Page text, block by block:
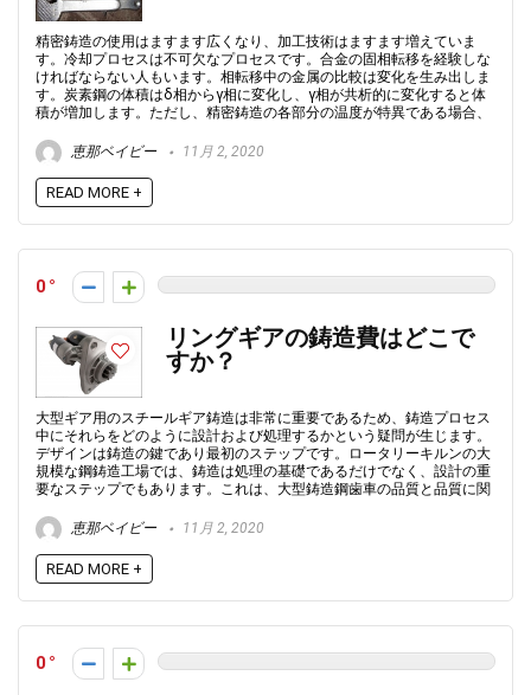
精密鋳造の使用はますます広くなり、加工技術はますます増えていま
す。冷却プロセスは不可欠なプロセスです。合金の固相転移を経験しな
ければならない人もいます。相転移中の金属の比較は変化を生み出しま
す。炭素鋼の体積はδ相からγ相に変化し、γ相が共析的に変化すると体
積が増加します。ただし、精密鋳造の各部分の温度が特異である場合、
恵那ベイビー 11月 2, 2020
READ MORE +
0
リングギアの鋳造費はどこで
すか？
大型ギア用のスチールギア鋳造は非常に重要であるため、鋳造プロセス
中にそれらをどのように設計および処理するかという疑問が生じます。
デザインは鋳造の鍵であり最初のステップです。ロータリーキルンの大
規模な鋼鋳造工場では、鋳造は処理の基礎であるだけでなく、設計の重
要なステップでもあります。これは、大型鋳造鋼歯車の品質と品質に関
恵那ベイビー 11月 2, 2020
READ MORE +
0